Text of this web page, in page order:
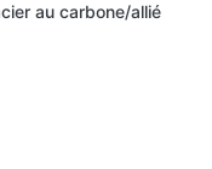
au carbone/allié